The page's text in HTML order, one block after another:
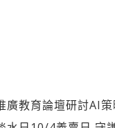
廣教育論壇研討AI